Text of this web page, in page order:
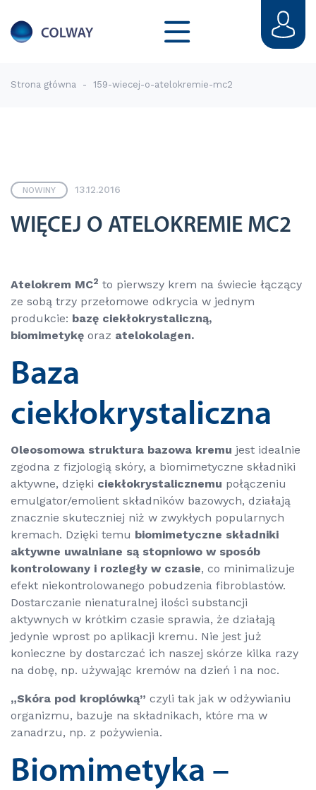
Strona główna - 159-wiecej-o-atelokremie-mc2
NOWINY 13.12.2016
WIĘCEJ O ATELOKREMIE MC2
Atelokrem MC2 to pierwszy krem na świecie łączący
ze sobą trzy przełomowe odkrycia w jednym
produkcie: bazę ciekłokrystaliczną,
biomimetykę oraz atelokolagen.
Baza
ciekłokrystaliczna
Oleosomowa struktura bazowa kremu jest idealnie
zgodna z fizjologią skóry, a biomimetyczne składniki
aktywne, dzięki ciekłokrystalicznemu połączeniu
emulgator/emolient składników bazowych, działają
znacznie skuteczniej niż w zwykłych popularnych
kremach. Dzięki temu biomimetyczne składniki
aktywne uwalniane są stopniowo w sposób
kontrolowany i rozległy w czasie, co minimalizuje
efekt niekontrolowanego pobudzenia fibroblastów.
Dostarczanie nienaturalnej ilości substancji
aktywnych w krótkim czasie sprawia, że działają
jedynie wprost po aplikacji kremu. Nie jest już
konieczne by dostarczać ich naszej skórze kilka razy
na dobę, np. używając kremów na dzień i na noc.
„Skóra pod kroplówką” czyli tak jak w odżywianiu
organizmu, bazuje na składnikach, które ma w
zanadrzu, np. z pożywienia.
Biomimetyka –